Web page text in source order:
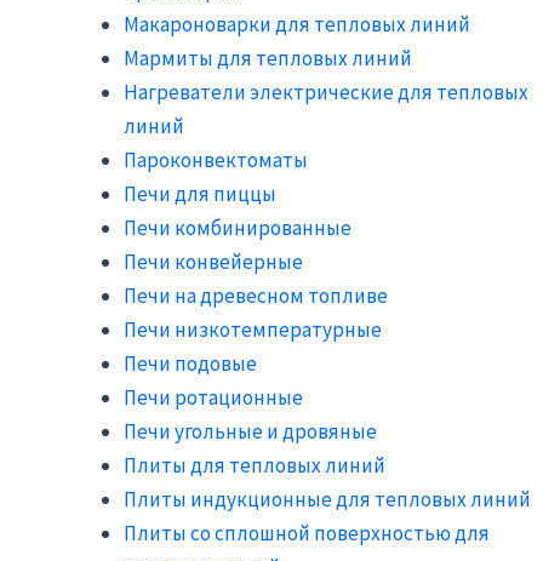
Макароноварки для тепловых линий
Мармиты для тепловых линий
Нагреватели электрические для тепловых
линий
Пароконвектоматы
Печи для пиццы
Печи комбинированные
Печи конвейерные
Печи на древесном топливе
Печи низкотемпературные
Печи подовые
Печи ротационные
Печи угольные и дровяные
Плиты для тепловых линий
Плиты индукционные для тепловых линий
Плиты со сплошной поверхностью для